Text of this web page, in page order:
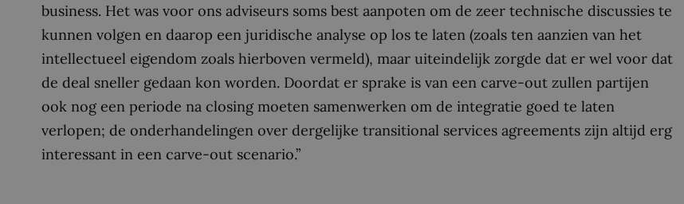
business. Het was voor ons adviseurs soms best aanpoten om de zeer technische discussies te
kunnen volgen en daarop een juridische analyse op los te laten (zoals ten aanzien van het
intellectueel eigendom zoals hierboven vermeld), maar uiteindelijk zorgde dat er wel voor dat
de deal sneller gedaan kon worden. Doordat er sprake is van een carve-out zullen partijen
ook nog een periode na closing moeten samenwerken om de integratie goed te laten
verlopen; de onderhandelingen over dergelijke transitional services agreements zijn altijd erg
interessant in een carve-out scenario.”